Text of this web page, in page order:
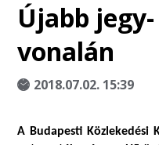
Újabb
vonalán
2018.07.02. 15:39
A Budapesti Közlekedési